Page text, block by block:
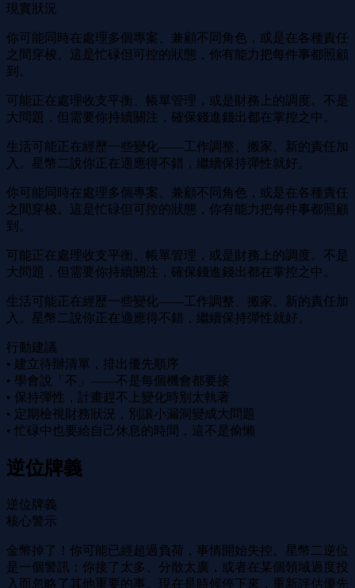
現實狀況
你可能同時在處理多個專案、兼顧不同角色，或是在各種責任
之間穿梭。這是忙碌但可控的狀態，你有能力把每件事都照顧
到。
可能正在處理收支平衡、帳單管理，或是財務上的調度。不是
大問題，但需要你持續關注，確保錢進錢出都在掌控之中。
生活可能正在經歷一些變化——工作調整、搬家、新的責任加
入。星幣二說你正在適應得不錯，繼續保持彈性就好。
你可能同時在處理多個專案、兼顧不同角色，或是在各種責任
之間穿梭。這是忙碌但可控的狀態，你有能力把每件事都照顧
到。
可能正在處理收支平衡、帳單管理，或是財務上的調度。不是
大問題，但需要你持續關注，確保錢進錢出都在掌控之中。
生活可能正在經歷一些變化——工作調整、搬家、新的責任加
入。星幣二說你正在適應得不錯，繼續保持彈性就好。
行動建議
• 建立待辦清單，排出優先順序
• 學會說「不」——不是每個機會都要接
• 保持彈性，計畫趕不上變化時別太執著
• 定期檢視財務狀況，別讓小漏洞變成大問題
• 忙碌中也要給自己休息的時間，這不是偷懶
逆位牌義
逆位牌義
核心警示
金幣掉了！你可能已經超過負荷，事情開始失控。星幣二逆位
是一個警訊：你接了太多、分散太廣，或者在某個領域過度投
入而忽略了其他重要的事。現在是時候停下來，重新評估優先